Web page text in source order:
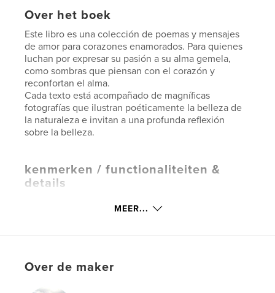
Over het boek
Este libro es una colección de poemas y mensajes
de amor para corazones enamorados. Para quienes
luchan por expresar su pasión a su alma gemela,
como sombras que piensan con el corazón y
reconfortan el alma.
Cada texto está acompañado de magníficas
fotografías que ilustran poéticamente la belleza de
la naturaleza e invitan a una profunda reflexión
sobre la belleza.
kenmerken / functionaliteiten &
details
ISBN
MEER...
Over de maker